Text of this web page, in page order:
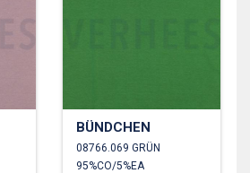
BÜNDCHEN
08766.069 GRÜN
95%CO/5%EA